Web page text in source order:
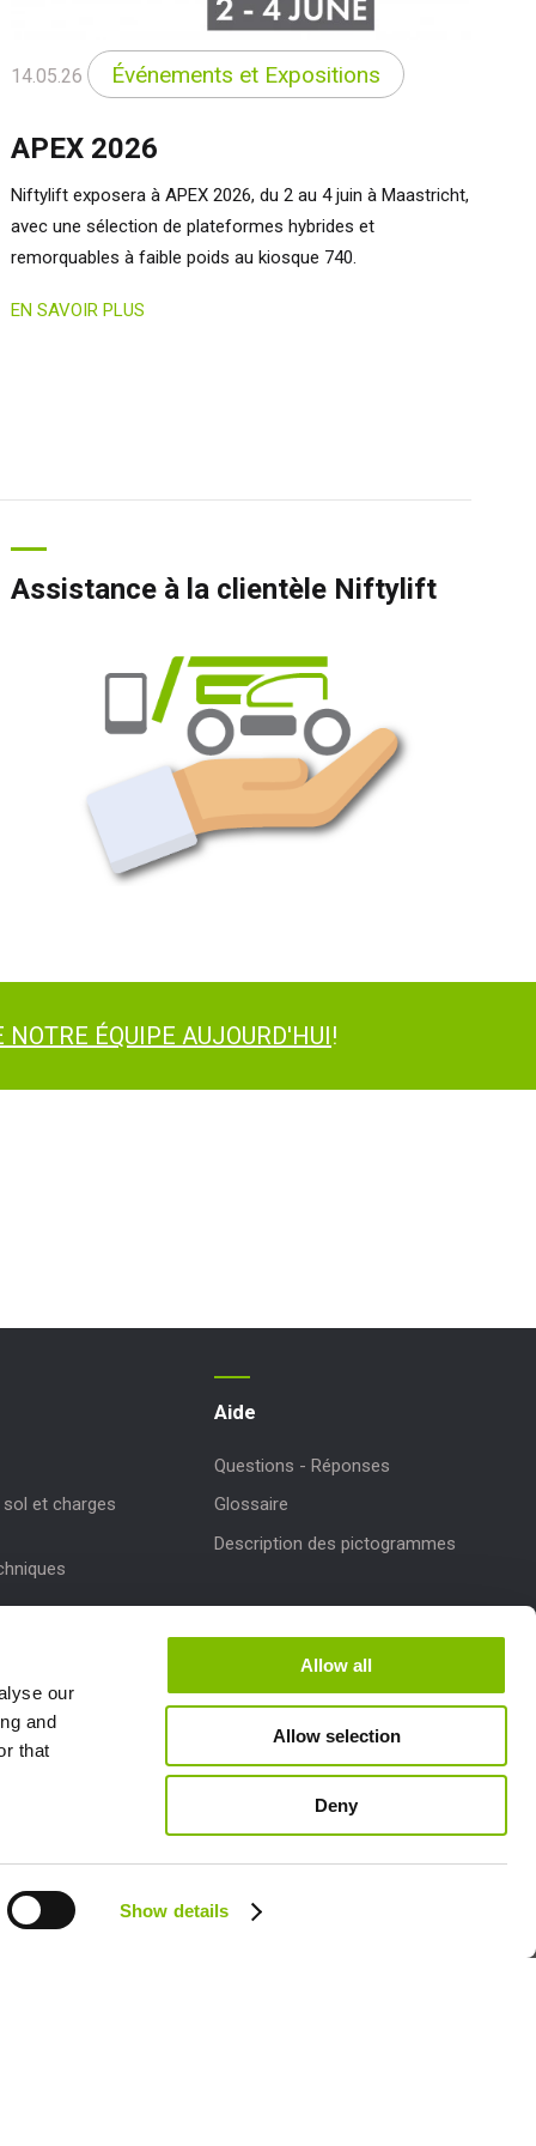
our
and
that
Show details
Allow all
Allow selection
Deny
14.05.26 Événements et Expositions
APEX 2026
Niftylift exposera à APEX 2026, du 2 au 4 juin à Maastricht,
avec une sélection de plateformes hybrides et
remorquables à faible poids au kiosque 740.
EN SAVOIR PLUS
Assistance à la clientèle Niftylift
ÉQUIPE AUJOURD'HUI!
et charges
Niftylink
Aide
Questions - Réponses
Glossaire
Description des pictogrammes